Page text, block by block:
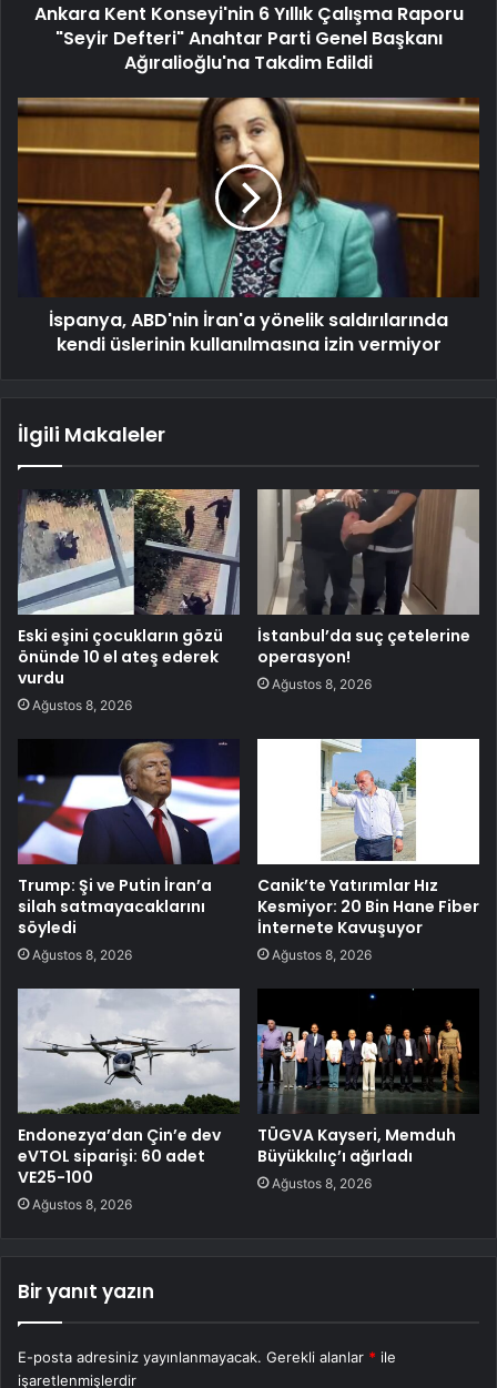
Ankara Kent Konseyi'nin 6 Yıllık Çalışma Raporu
"Seyir Defteri" Anahtar Parti Genel Başkanı
Ağıralioğlu'na Takdim Edildi
İspanya, ABD'nin İran'a yönelik saldırılarında
kendi üslerinin kullanılmasına izin vermiyor
İlgili Makaleler
Eski eşini çocukların gözü
önünde 10 el ateş ederek
vurdu
Ağustos 8, 2026
İstanbul’da suç çetelerine
operasyon!
Ağustos 8, 2026
Trump: Şi ve Putin İran’a
silah satmayacaklarını
söyledi
Ağustos 8, 2026
Canik’te Yatırımlar Hız
Kesmiyor: 20 Bin Hane Fiber
İnternete Kavuşuyor
Ağustos 8, 2026
Endonezya’dan Çin’e dev
eVTOL siparişi: 60 adet
VE25-100
Ağustos 8, 2026
TÜGVA Kayseri, Memduh
Büyükkılıç’ı ağırladı
Ağustos 8, 2026
Bir yanıt yazın
E-posta adresiniz yayınlanmayacak. Gerekli alanlar * ile
işaretlenmişlerdir